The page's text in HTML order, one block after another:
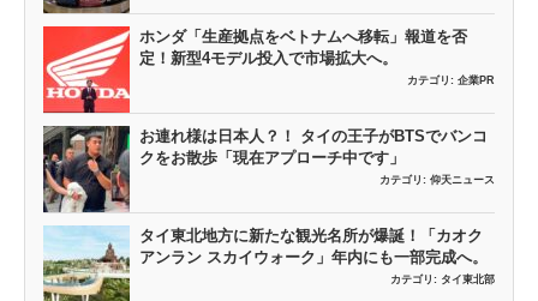
ホンダ「生産拠点をベトナムへ移転」報道を否
定！新型4モデル投入で市場拡大へ。
カテゴリ: 企業PR
お連れ様は日本人？！ タイの王子がBTSでバンコ
クをお散歩「現在アプローチ中です」
カテゴリ: 仰天ニュース
タイ東北地方に新たな観光名所が爆誕！「カオク
アンラン スカイウォーク」年内にも一部完成へ。
カテゴリ: タイ東北部